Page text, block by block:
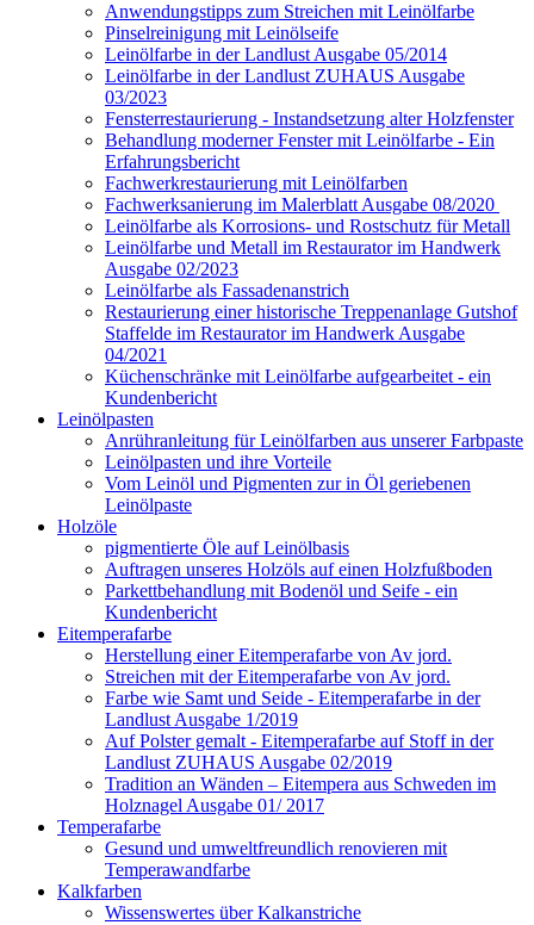
Anwendungstipps zum Streichen mit Leinölfarbe
Pinselreinigung mit Leinölseife
Leinölfarbe in der Landlust Ausgabe 05/2014
Leinölfarbe in der Landlust ZUHAUS Ausgabe
03/2023
Fensterrestaurierung - Instandsetzung alter Holzfenster
Behandlung moderner Fenster mit Leinölfarbe - Ein
Erfahrungsbericht
Fachwerkrestaurierung mit Leinölfarben
Fachwerksanierung im Malerblatt Ausgabe 08/2020
Leinölfarbe als Korrosions- und Rostschutz für Metall
Leinölfarbe und Metall im Restaurator im Handwerk
Ausgabe 02/2023
Leinölfarbe als Fassadenanstrich
Restaurierung einer historische Treppenanlage Gutshof
Staffelde im Restaurator im Handwerk Ausgabe
04/2021
Küchenschränke mit Leinölfarbe aufgearbeitet - ein
Kundenbericht
Leinölpasten
Anrühranleitung für Leinölfarben aus unserer Farbpaste
Leinölpasten und ihre Vorteile
Vom Leinöl und Pigmenten zur in Öl geriebenen
Leinölpaste
Holzöle
pigmentierte Öle auf Leinölbasis
Auftragen unseres Holzöls auf einen Holzfußboden
Parkettbehandlung mit Bodenöl und Seife - ein
Kundenbericht
Eitemperafarbe
Herstellung einer Eitemperafarbe von Av jord.
Streichen mit der Eitemperafarbe von Av jord.
Farbe wie Samt und Seide - Eitemperafarbe in der
Landlust Ausgabe 1/2019
Auf Polster gemalt - Eitemperafarbe auf Stoff in der
Landlust ZUHAUS Ausgabe 02/2019
Tradition an Wänden – Eitempera aus Schweden im
Holznagel Ausgabe 01/ 2017
Temperafarbe
Gesund und umweltfreundlich renovieren mit
Temperawandfarbe
Kalkfarben
Wissenswertes über Kalkanstriche